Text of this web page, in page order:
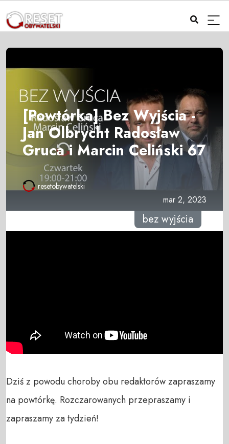
[Powtórka] Bez Wyjścia -
Jan Olbrycht Radosław
Gruca i Marcin Celiński 67
resetobywatelski
mar 2, 2023
bez wyjścia
Dziś z powodu choroby obu redaktorów zapraszamy
na powtórkę. Rozczarowanych przepraszamy i
zapraszamy za tydzień!